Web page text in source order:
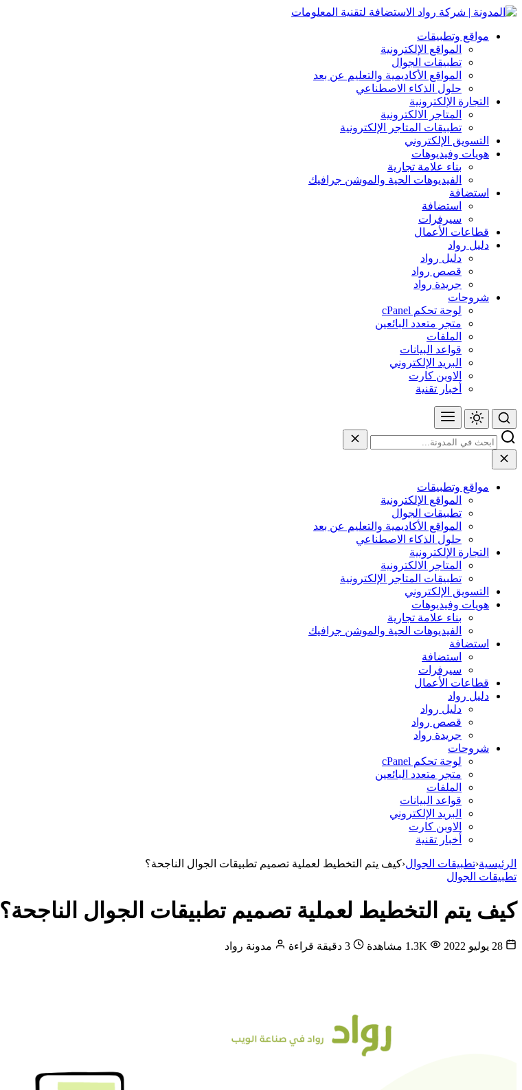
مواقع وتطبيقات
المواقع الإلكترونية
تطبيقات الجوال
المواقع الأكاديمية والتعليم عن بعد
حلول الذكاء الاصطناعي
التجارة الإلكترونية
المتاجر الالكترونية
تطبيقات المتاجر الإلكترونية
التسويق الإلكتروني
هويات وفيديوهات
بناء علامة تجارية
الفيديوهات الحية والموشن جرافيك
استضافة
استضافة
سيرفرات
قطاعات الأعمال
دليل رواد
دليل رواد
قصص رواد
جريدة رواد
شروحات
لوحة تحكم cPanel
متجر متعدد البائعين
الملفات
قواعد البيانات
البريد الإلكتروني
الاوبن كارت
أخبار تقنية
مواقع وتطبيقات
المواقع الإلكترونية
تطبيقات الجوال
المواقع الأكاديمية والتعليم عن بعد
حلول الذكاء الاصطناعي
التجارة الإلكترونية
المتاجر الالكترونية
تطبيقات المتاجر الإلكترونية
التسويق الإلكتروني
هويات وفيديوهات
بناء علامة تجارية
الفيديوهات الحية والموشن جرافيك
استضافة
استضافة
سيرفرات
قطاعات الأعمال
دليل رواد
دليل رواد
قصص رواد
جريدة رواد
شروحات
لوحة تحكم cPanel
متجر متعدد البائعين
الملفات
قواعد البيانات
البريد الإلكتروني
الاوبن كارت
أخبار تقنية
الرئيسية‹تطبيقات الجوال‹كيف يتم التخطيط لعملية تصميم تطبيقات الجوال الناجحة؟
تطبيقات الجوال
كيف يتم التخطيط لعملية تصميم تطبيقات الجوال الناجحة؟
مدونة رواد